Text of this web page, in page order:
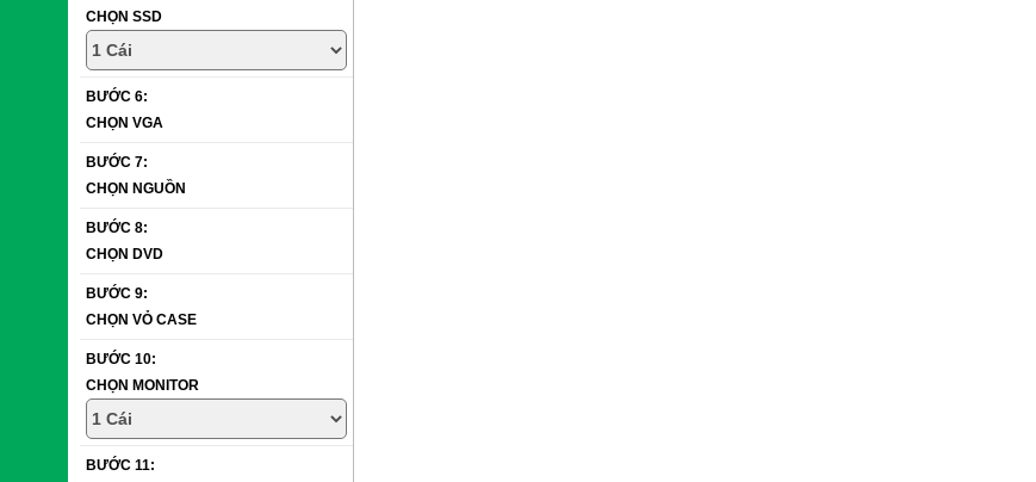
CHỌN SSD
BƯỚC 6:
CHỌN VGA
BƯỚC 7:
CHỌN NGUỒN
BƯỚC 8:
CHỌN DVD
BƯỚC 9:
CHỌN VỎ CASE
BƯỚC 10:
CHỌN MONITOR
BƯỚC 11: